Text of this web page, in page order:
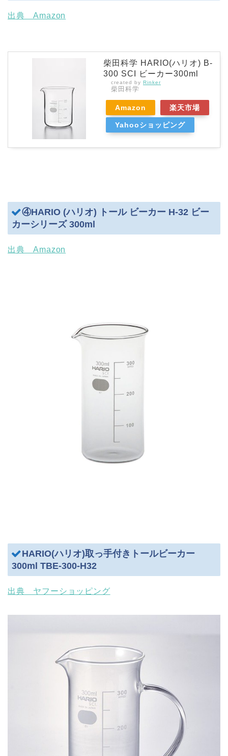
出典 Amazon
柴田科学 HARIO(ハリオ) B-
300 SCI ビーカー300ml
created by Rinker
柴田科学
Amazon 楽天市場
Yahooショッピング
④HARIO (ハリオ) トール ビーカー H-32 ビー
カーシリーズ 300ml
出典 Amazon
HARIO(ハリオ)取っ手付きトールビーカー
300ml TBE-300-H32
出典 ヤフーショッピング